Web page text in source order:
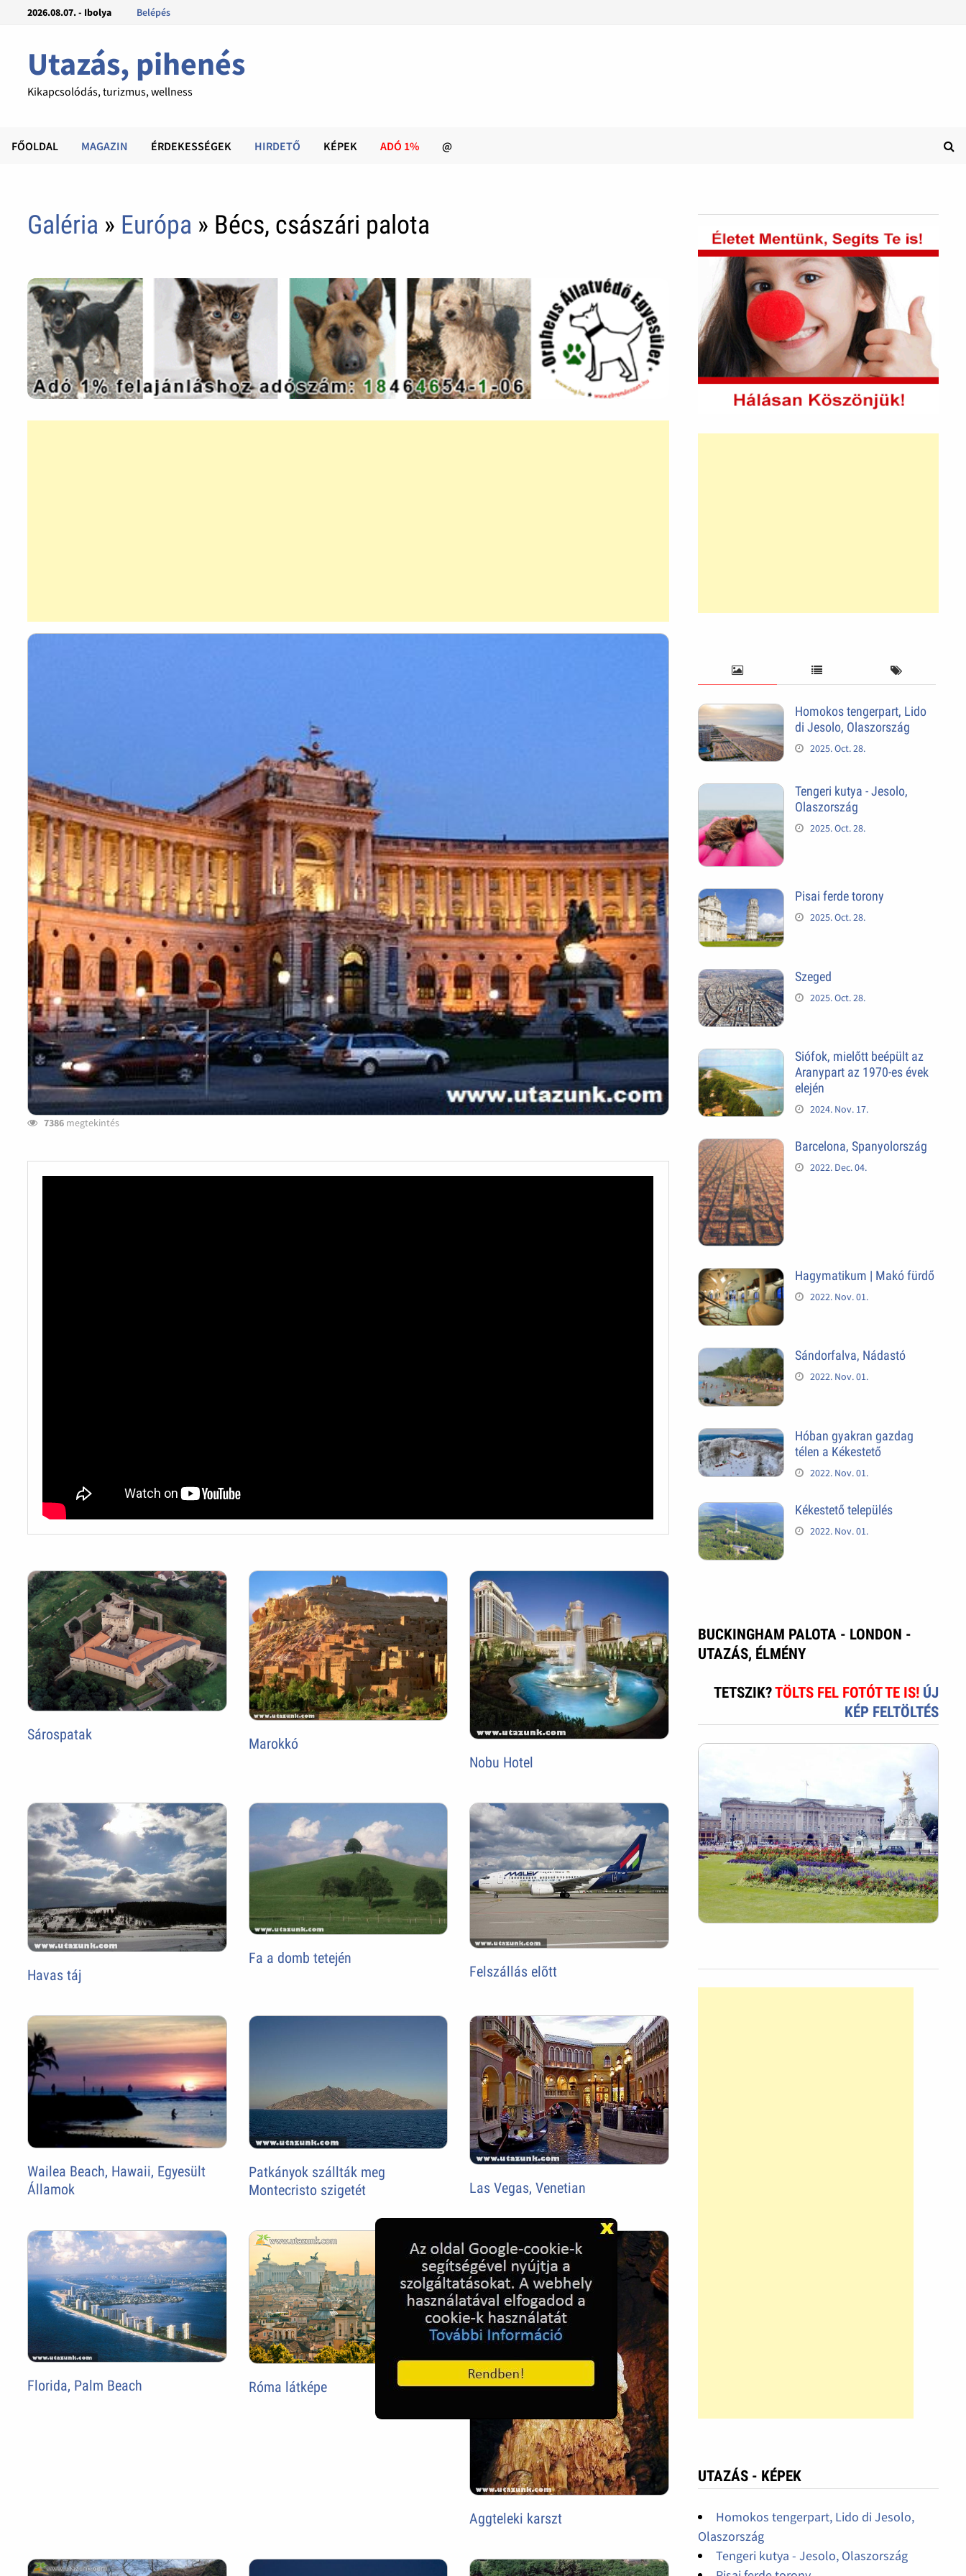
2026.08.07. - Ibolya Belépés
Utazás, pihenés
Kikapcsolódás, turizmus, wellness
FŐOLDAL MAGAZIN ÉRDEKESSÉGEK HIRDETŐ KÉPEK ADÓ 1% @
Galéria » Európa » Bécs, császári palota
7386 megtekintés
Sárospatak
Marokkó
Nobu Hotel
Havas táj
Fa a domb tetején
Felszállás elõtt
Wailea Beach, Hawaii, Egyesült
Államok
Patkányok szállták meg
Montecristo szigetét
Las Vegas, Venetian
Florida, Palm Beach Róma látképe
Aggteleki karszt
Homokos tengerpart, Lido
di Jesolo, Olaszország
2025. Oct. 28.
Tengeri kutya - Jesolo,
Olaszország
2025. Oct. 28.
Pisai ferde torony
2025. Oct. 28.
Szeged
2025. Oct. 28.
Siófok, mielőtt beépült az
Aranypart az 1970-es évek
elején
2024. Nov. 17.
Barcelona, Spanyolország
2022. Dec. 04.
Hagymatikum | Makó fürdő
2022. Nov. 01.
Sándorfalva, Nádastó
2022. Nov. 01.
Hóban gyakran gazdag
télen a Kékestető
2022. Nov. 01.
Kékestető település
2022. Nov. 01.
BUCKINGHAM PALOTA - LONDON -
UTAZÁS, ÉLMÉNY
TETSZIK?TÖLTS FEL FOTÓT TE IS! ÚJ
KÉP FELTÖLTÉS
UTAZÁS - KÉPEK
Homokos tengerpart, Lido di Jesolo,
Olaszország
Tengeri kutya - Jesolo, Olaszország